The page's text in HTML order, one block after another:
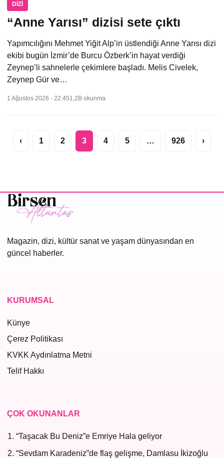
DIZI
“Anne Yarısı” dizisi sete çıktı
Yapımcılığını Mehmet Yiğit Alp’in üstlendiği Anne Yarısı dizi
ekibi bugün İzmir’de Burcu Özberk’in hayat verdiği
Zeynep’li sahnelerle çekimlere başladı. Melis Civelek,
Zeynep Gür ve…
1 Ağustos 2026 - 22:451,2B okunma
Yazı
‹ 1 2 3 4 5 … 926 ›
Magazin, dizi, kültür sanat ve yaşam dünyasından en
güncel haberler.
KURUMSAL
Künye
Çerez Politikası
KVKK Aydınlatma Metni
Telif Hakkı
ÇOK OKUNANLAR
“Taşacak Bu Deniz”e Emriye Hala geliyor
“Sevdam Karadeniz”de flaş gelişme, Damlasu İkizoğlu